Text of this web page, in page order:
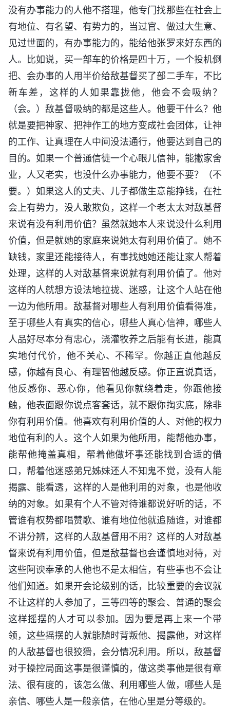
没有办事能力的人他不搭理，他专门找那些在社会上
有地位、有名望、有势力的，当过官、做过大生意、
见过世面的，有办事能力的，能给他张罗来好东西的
人。比如说，买一部车的价格是四十万，一个投机倒
把、会办事的人用半价给敌基督买了部二手车，不比
新车差，这样的人如果靠拢他，他会不会吸纳？
（会。）敌基督吸纳的都是这些人。他要干什么？他
就是要把神家、把神作工的地方变成社会团体，让神
的工作、让真理在人中间没法通行，他要达到自己的
目的。如果一个普通信徒一个心眼儿信神，能撇家舍
业，人又老实，也没什么办事能力，他要不要？（不
要。）如果这人的丈夫、儿子都做生意能挣钱，在社
会上有势力，没人敢欺负，这样一个老太太对敌基督
来说有没有利用价值？虽然就她本人来说没什么利用
价值，但是就她的家庭来说她太有利用价值了。她不
缺钱，家里还能接待人，有事找她她还能让家人帮着
处理，这样的人对敌基督来说就有利用价值了。他对
这样的人就想方设法地拉拢、迷惑，让这个人站在他
一边为他所用。敌基督对哪些人有利用价值看得准，
至于哪些人有真实的信心，哪些人真心信神，哪些人
人品好尽本分有忠心，浇灌牧养之后能有长进，能真
实地付代价，他不关心、不稀罕。你越正直他越反
感，你越有良心、有理智他越反感。你正直说真话，
他反感你、恶心你，他看见你就绕着走，你跟他接
触，他表面跟你说点客套话，就不跟你掏实底，除非
你有利用价值。他喜欢有利用价值的人、对他的权力
地位有利的人。这个人如果为他所用，能帮他办事，
能帮他掩盖真相，帮着他做坏事还能找到合适的借
口，帮着他迷惑弟兄姊妹还人不知鬼不觉，没有人能
揭露、能看透，这样的人是他利用的对象，也是他收
纳的对象。如果有个人不管对待谁都说好听的话，不
管谁有权势都唱赞歌、谁有地位他就追随谁，对谁都
不讲分辨，这样的人敌基督用不用？这样的人对敌基
督来说有利用价值，但是敌基督也会谨慎地对待，对
这些阿谀奉承的人他也不是太相信，有些事也不会让
他们知道。如果开会论级别的话，比较重要的会议就
不让这样的人参加了，三等四等的聚会、普通的聚会
这样摇摆的人才可以参加。因为要是再上来一个带
领，这些摇摆的人就能随时背叛他、揭露他，对这样
的人敌基督也很狡猾，会分情况利用。所以，敌基督
对于操控局面这事是很谨慎的，做这类事他是很有章
法、很有度的，该怎么做、利用哪些人做，哪些人是
亲信、哪些人是一般亲信，在他心里是分等级的。